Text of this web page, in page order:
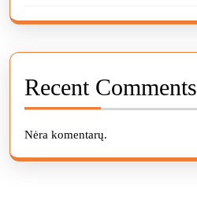
Recent Comments
Nėra komentarų.